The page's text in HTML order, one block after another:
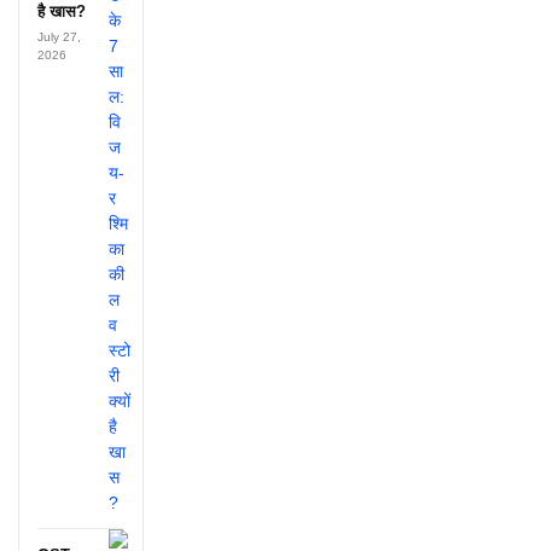
है खास?
July 27,
2026